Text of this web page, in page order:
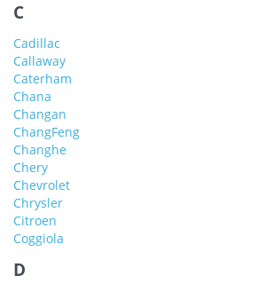
C
Cadillac
Callaway
Caterham
Chana
Changan
ChangFeng
Changhe
Chery
Chevrolet
Chrysler
Citroen
Coggiola
D